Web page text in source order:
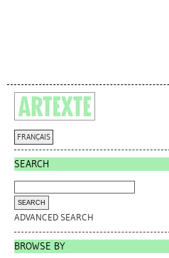
FRANÇAIS
SEARCH
ADVANCED SEARCH
BROWSE BY